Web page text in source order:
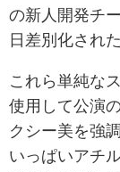
の新人開発チ
日差別化され
これら単純な
使用して公演
クシー美を強
いっぱいアチ